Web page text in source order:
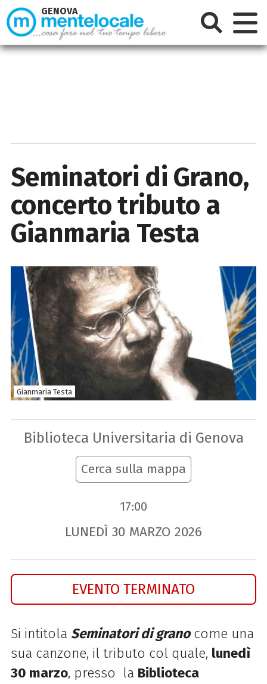
Seminatori di Grano,
concerto tributo a
Gianmaria Testa
Gianmaria Testa
Biblioteca Universitaria di Genova
Cerca sulla mappa
17:00
LUNEDÌ 30 MARZO 2026
EVENTO TERMINATO
Si intitola Seminatori di granocome una
sua canzone, il tributo col quale, lunedì
30 marzo, presso la Biblioteca
GENOVA